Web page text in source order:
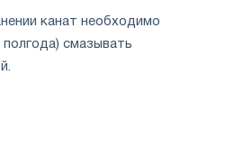
канат необходимо
смазывать